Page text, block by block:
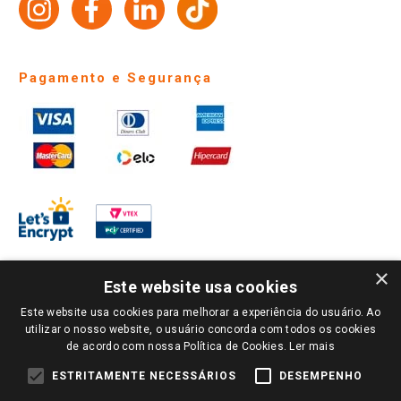
Identidade Visual
Pagamento e Segurança
PARA VER OS PREÇOS DA SUA REGIÃO, FAÇA LOGIN E SELECIONE A LOJA DE
SUA PREFERÊNCIA. SOMENTE APÓS O LOGIN, OS PREÇOS DA SUA REGIÃO OU
LOJA SERÃO CARREGADOS.
TODOS OS PREÇOS E CONDIÇÕES COMERCIAIS DESTE SITE SÃO VÁLIDOS APENAS
PARA COMPRAS REALIZADAS NO GIASSI.COM.BR E NA LOJA SELECIONADA
×
Este website usa cookies
Este website usa cookies para melhorar a experiência do usuário. Ao
utilizar o nosso website, o usuário concorda com todos os cookies
de acordo com nossa Política de Cookies. Ler mais
ESTRITAMENTE NECESSÁRIOS DESEMPENHO